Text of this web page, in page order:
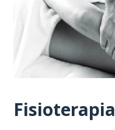
Fisioterapia